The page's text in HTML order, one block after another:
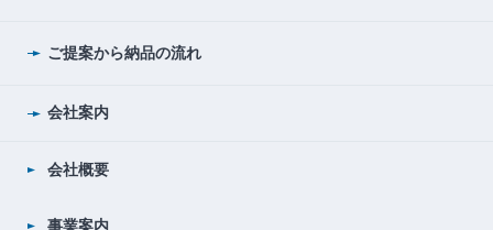
ご提案から納品の流れ
会社案内
会社概要
事業案内